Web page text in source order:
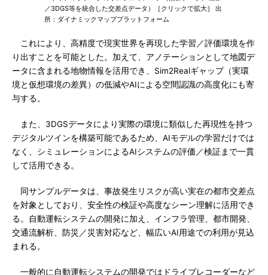
／3DGS等を統合した交差点データ）［クリックで拡大］ 出
所：ダイナミックマッププラットフォーム
これにより、高精度で現実世界を再現した学習／評価環境を作
り出すことを可能とした。加えて、アノテーションとして地図デ
ータに含まれる地物情報を活用でき、Sim2Realギャップ（実環
境と仮想環境の差異）の低減やAIによる空間認識の高度化にも寄
与する。
また、3DGSデータにより実際の環境に類似した再現性を持つ
デジタルツインを構築可能であるため、AIモデルの学習だけでは
なく、シミュレーションによるAIシステムの評価／検証まで一貫
して活用できる。
同サンプルデータは、事故発生リスクが高い実在の都市交差点
を対象としており、安全性の検証や高度なシーン理解に活用でき
る。自動運転システムの開発に加え、インフラ管理、都市開発、
交通流解析、防災／災害対応など、幅広いAI用途での利用が見込
まれる。
一般的に自動運転システムの開発ではドライブレコーダーなど